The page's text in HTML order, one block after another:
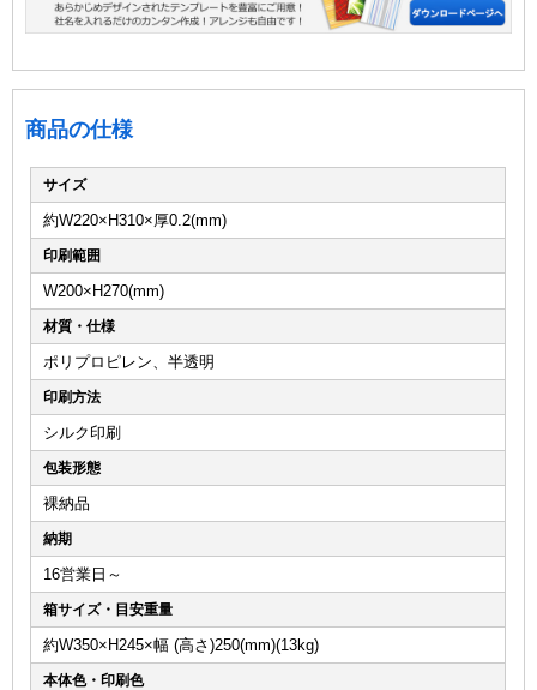
商品の仕様
サイズ
約W220×H310×厚0.2(mm)
印刷範囲
W200×H270(mm)
材質・仕様
ポリプロピレン、半透明
印刷方法
シルク印刷
包装形態
裸納品
納期
16営業日～
箱サイズ・目安重量
約W350×H245×幅 (高さ)250(mm)(13kg)
本体色・印刷色